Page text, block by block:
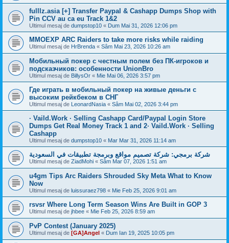
fulllz.asia [+] Transfer Paypal & Cashapp Dumps Shop with
Pin CCV au ca eu Track 1&2
Ultimul mesaj de dumpstop10 « Dum Mai 31, 2026 12:06 pm
MMOEXP ARC Raiders to take more risks while raiding
Ultimul mesaj de HrBrenda « Sâm Mai 23, 2026 10:26 am
Мобильный покер с честным полем без ПК-игроков и
подсказчиков: особенности UnionBro
Ultimul mesaj de BillysOr « Mie Mai 06, 2026 3:57 pm
Где играть в мобильный покер на живые деньги с
высоким рейкбеком в СНГ
Ultimul mesaj de LeonardNasia « Sâm Mai 02, 2026 3:44 pm
· Vaild.Work · Selling Cashapp Card/Paypal Login Store
Dumps Get Real Money Track 1 and 2· Vaild.Work · Selling
Cashapp
Ultimul mesaj de dumpstop10 « Mar Mar 31, 2026 11:14 am
شركة برمجي: شركة تصميم مواقع وبرمجة تطبيقات في السعودية
Ultimul mesaj de ZiadMohi « Sâm Mar 07, 2026 1:51 am
u4gm Tips Arc Raiders Shrouded Sky Meta What to Know
Now
Ultimul mesaj de luissuraez798 « Mie Feb 25, 2026 9:01 am
rsvsr Where Long Term Season Wins Are Built in GOP 3
Ultimul mesaj de jhbee « Mie Feb 25, 2026 8:59 am
PvP Contest (January 2025)
Ultimul mesaj de [GA]Angel « Dum Ian 19, 2025 10:05 pm